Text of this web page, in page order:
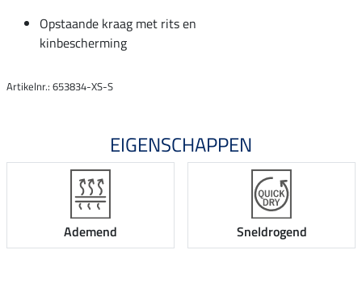
Opstaande kraag met rits en
kinbescherming
Artikelnr.: 653834-XS-S
EIGENSCHAPPEN
Ademend Sneldrogend